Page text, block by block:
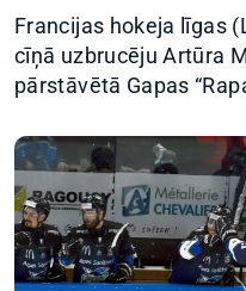
Francijas hokeja līgas
cīņā uzbrucēju Artūra
pārstāvētā Gapas